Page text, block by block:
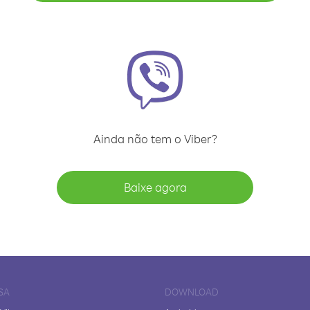
Ainda não tem o Viber?
Baixe agora
DOWNLOAD